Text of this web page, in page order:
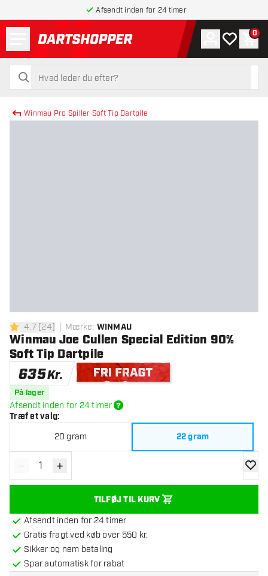
Afsendt inden for 24 timer
tilbage til forsiden
søg
søg
Konto
Min 0
Winmau Pro Spiller Soft Tip Dartpile
4.7 bedømmelsesstjerner
4.7 [24] Mærke: WINMAU
Winmau Joe Cullen Special Edition 90%
Soft Tip Dartpile
635Kr.
På lager
Afsendt inden for 24 timer
Træf et valg:
20 gram 22 gram
Reducér antal
- Øg antal
+
TILFØJ TIL KURV
Afsendt inden for 24 timer
Gratis fragt ved køb over 550 kr.
Sikker og nem betaling
Spar automatisk for rabat